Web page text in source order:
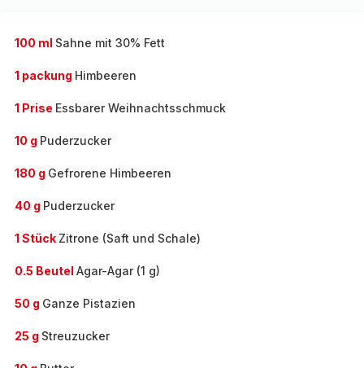
100 ml Sahne mit 30% Fett
1 packung Himbeeren
1 Prise Essbarer Weihnachtsschmuck
10 g Puderzucker
180 g Gefrorene Himbeeren
40 g Puderzucker
1 Stück Zitrone (Saft und Schale)
0.5 Beutel Agar-Agar (1 g)
50 g Ganze Pistazien
25 g Streuzucker